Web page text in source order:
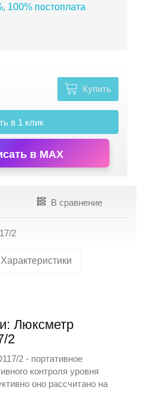
100% постоплата
Купить
в 1 клик
в MAX
В сравнение
2
Характеристики
Люксметр
2
2 - портативное
контроля уровня
оно рассчитано на